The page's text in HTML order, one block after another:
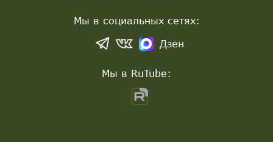
Мы в социальных сетях:
Дзен
Мы в RuTube: